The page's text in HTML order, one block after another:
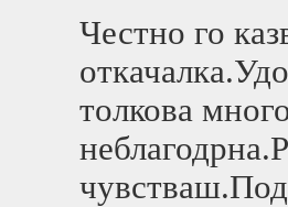
Честно го
толкова